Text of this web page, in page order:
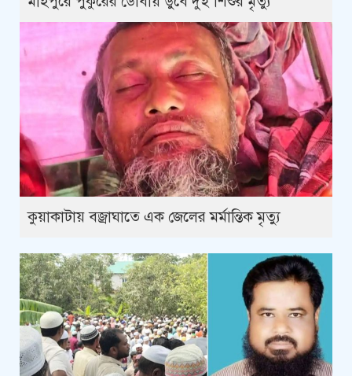
কুয়াকাটায় বজ্রাঘাতে এক জেলের মর্মান্তিক মৃত্যু